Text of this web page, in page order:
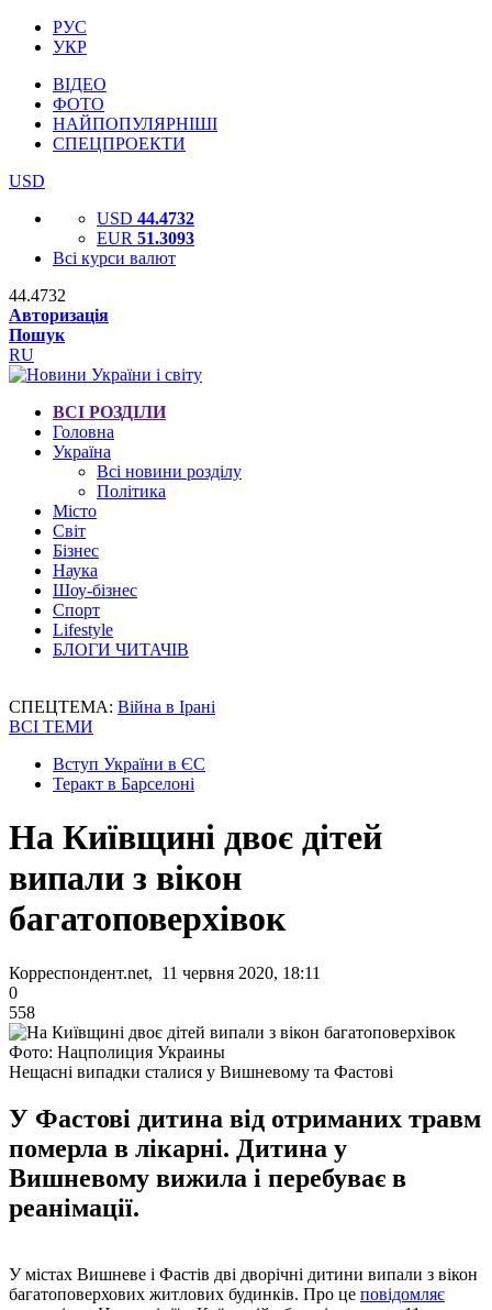
РУС
УКР
ВІДЕО
ФОТО
НАЙПОПУЛЯРНІШІ
СПЕЦПРОЕКТИ
USD
USD 44.4732
EUR 51.3093
Всі курси валют
44.4732
Авторизація
Пошук
RU
ВСІ РОЗДІЛИ
Головна
Україна
Всі новини розділу
Політика
Місто
Світ
Бізнес
Наука
Шоу-бізнес
Спорт
Lifestyle
БЛОГИ ЧИТАЧІВ
СПЕЦТЕМА: Війна в Ірані
ВСІ ТЕМИ
Вступ України в ЄС
Теракт в Барселоні
На Київщині двоє дітей
випали з вікон
багатоповерхівок
Корреспондент.net, 11 червня 2020, 18:11
0
558
Фото: Нацполиция Украины
Нещасні випадки сталися у Вишневому та Фастові
У Фастові дитина від отриманих травм
померла в лікарні. Дитина у
Вишневому вижила і перебуває в
реанімації.
У містах Вишневе і Фастів дві дворічні дитини випали з вікон
багатоповерхових житлових будинків. Про це повідомляє